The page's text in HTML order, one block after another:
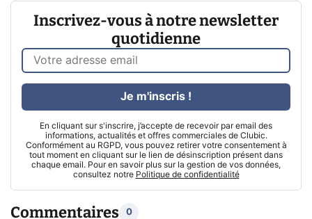
Inscrivez-vous à notre newsletter
quotidienne
En cliquant sur s'inscrire, j’accepte de recevoir par email des
informations, actualités et offres commerciales de Clubic.
Conformément au RGPD, vous pouvez retirer votre consentement à
tout moment en cliquant sur le lien de désinscription présent dans
chaque email. Pour en savoir plus sur la gestion de vos données,
consultez notre Politique de confidentialité
Je m'inscris !
Commentaires 0